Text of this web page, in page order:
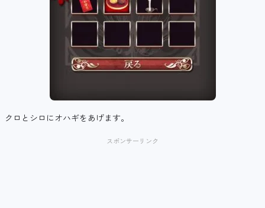
クロとシロにオハギをあげます。
スポンサーリンク